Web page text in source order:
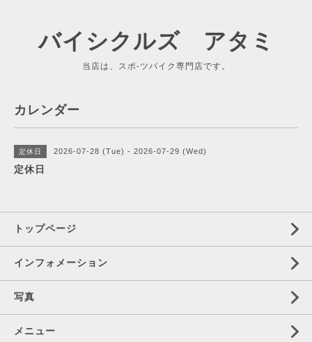
バイシクルズ アタミ
当店は、スポ-ツバイク専門店です。
カレンダー
定休日 2026-07-28 (Tue) - 2026-07-29 (Wed)
定休日
トップページ
インフォメーション
写真
メニュー